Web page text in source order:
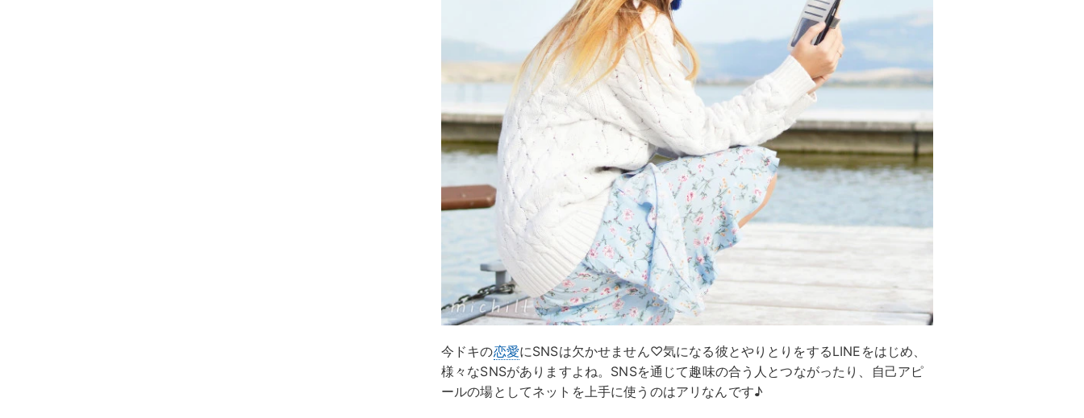
今ドキの恋愛にSNSは欠かせません♡気になる彼とやりとりをするLINEをはじめ、
様々なSNSがありますよね。SNSを通じて趣味の合う人とつながったり、自己アピ
ールの場としてネットを上手に使うのはアリなんです♪